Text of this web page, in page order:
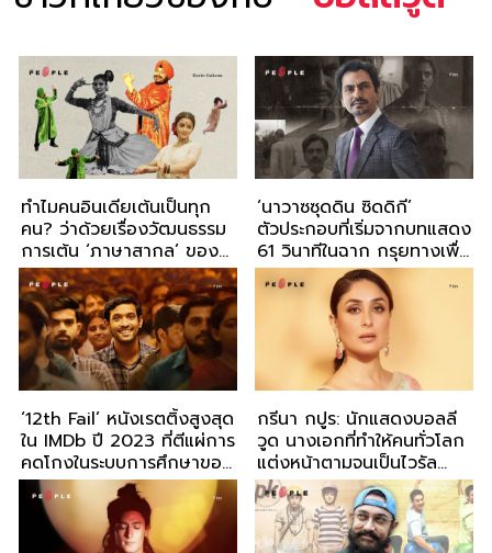
ทำไมคนอินเดียเต้นเป็นทุก
คน? ว่าด้วยเรื่องวัฒนธรรม
การเต้น ‘ภาษาสากล’ ของ
ชาวบอลลีวูด
‘นาวาซซุดดิน ซิดดิกี’
ตัวประกอบที่เริ่มจากบทแสดง
61 วินาทีในฉาก กรุยทางเพื่อ
เป็นนักแสดงฝีมือดีในบอลลี
วูด
‘12th Fail’ หนังเรตติ้งสูงสุด
ใน IMDb ปี 2023 ที่ตีแผ่การ
คดโกงในระบบการศึกษาของ
อินเดีย
กรีนา กปูร: นักแสดงบอลลี
วูด นางเอกที่ทำให้คนทั่วโลก
แต่งหน้าตามจนเป็นไวรัล
‘Asoka makeup